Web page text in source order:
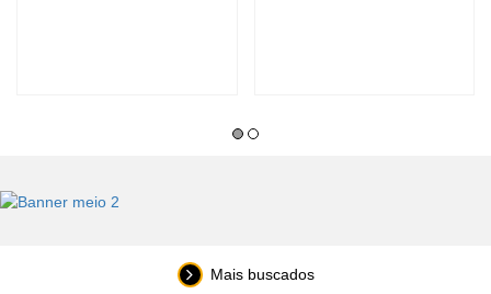
Mais buscados